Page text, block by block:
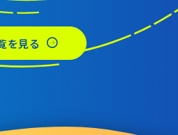
を見る